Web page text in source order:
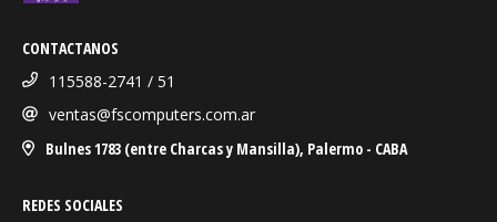
CONTACTANOS
115588-2741 / 51
ventas@fscomputers.com.ar
Bulnes 1783 (entre Charcas y Mansilla), Palermo - CABA
REDES SOCIALES